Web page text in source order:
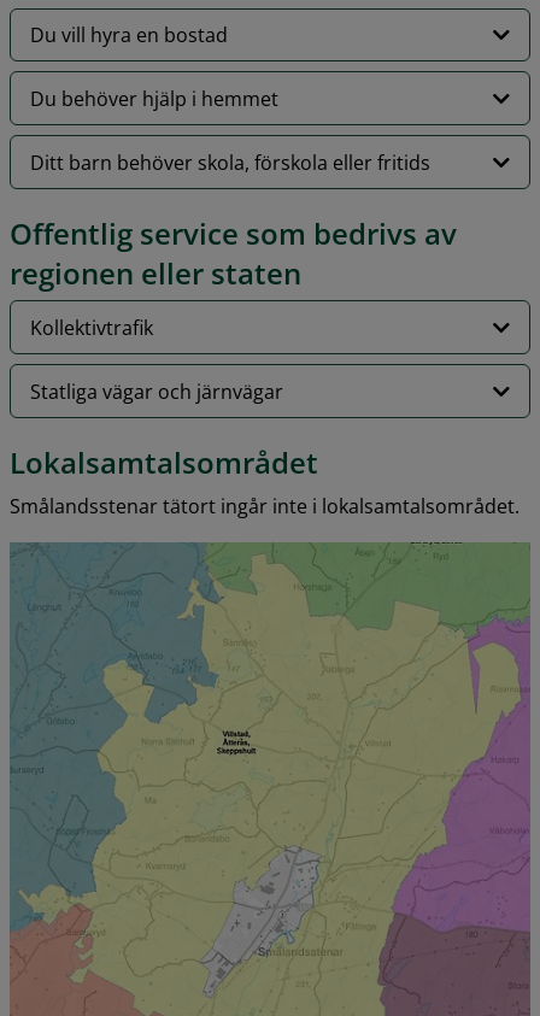
Du vill hyra en bostad
Du behöver hjälp i hemmet
Ditt barn behöver skola, förskola eller fritids
Offentlig service som bedrivs av
regionen eller staten
Kollektivtrafik
Statliga vägar och järnvägar
Lokalsamtalsområdet
Smålandsstenar tätort ingår inte i lokalsamtalsområdet.